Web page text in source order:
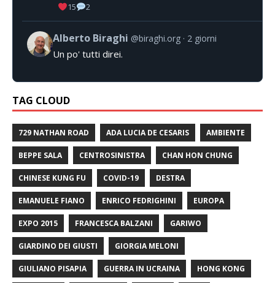
15 2
Alberto Biraghi @biraghi.org 2 giorni
Un po' tutti direi.
TAG CLOUD
729 NATHAN ROAD ADA LUCIA DE CESARIS AMBIENTE
BEPPE SALA CENTROSINISTRA CHAN HON CHUNG
CHINESE KUNG FU COVID-19 DESTRA
EMANUELE FIANO ENRICO FEDRIGHINI EUROPA
EXPO 2015 FRANCESCA BALZANI GARIWO
GIARDINO DEI GIUSTI GIORGIA MELONI
GIULIANO PISAPIA GUERRA IN UCRAINA HONG KONG